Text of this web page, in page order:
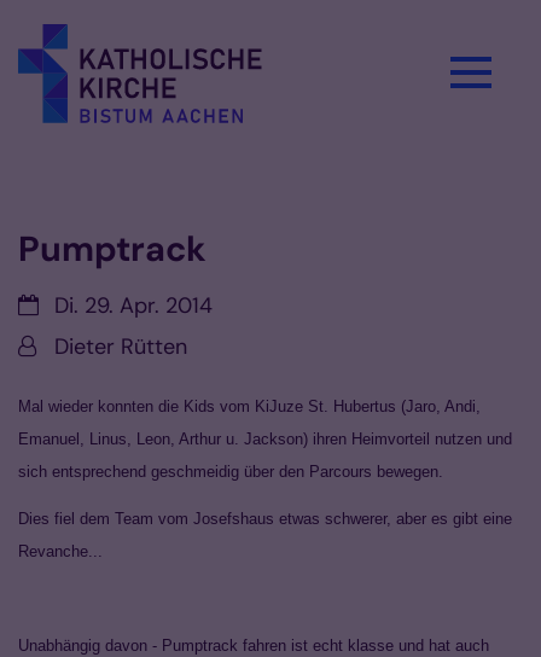
Pumptrack
Datum:Di. 29. Apr. 2014
Von:Dieter Rütten
Mal wieder konnten die Kids vom KiJuze St. Hubertus (Jaro, Andi,
Emanuel, Linus, Leon, Arthur u. Jackson) ihren Heimvorteil nutzen und
sich entsprechend geschmeidig über den Parcours bewegen.
Dies fiel dem Team vom Josefshaus etwas schwerer, aber es gibt eine
Revanche...
Unabhängig davon - Pumptrack fahren ist echt klasse und hat auch